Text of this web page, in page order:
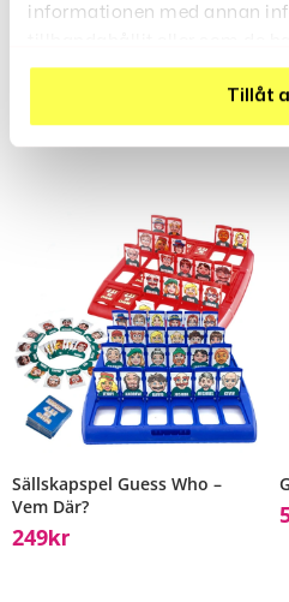
informationen med annan
använt deras tjänster.
Tillåt
Sällskapspel Guess Who –
Vem Där?
249Kr